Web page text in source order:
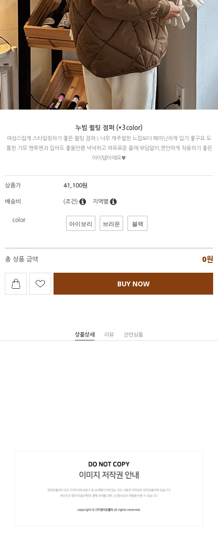
누빔 퀼팅 점퍼 (*3color)
여성스럽게 스타일링하기 좋은 퀼팅 점퍼:) 너무 캐주얼한 느낌보다 페미닌하게 입기 좋구요 도
톰한 기모 맨투맨과 입어도 좋을만큼 넉넉하고 여유로운 품에 부담없이,편안하게 착용하기 좋은
아이템이에요♥
상품가 41,100원
배송비 (조건) 지역별
color 아이보리 브라운 블랙
총 상품 금액 0원
BUY NOW
상품상세 리뷰 관련상품